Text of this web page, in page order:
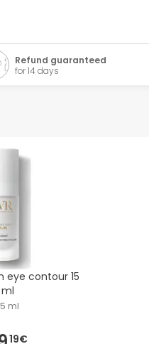
Refund guaranteed
for 14 days
eye contour 15
ml
ml
19€